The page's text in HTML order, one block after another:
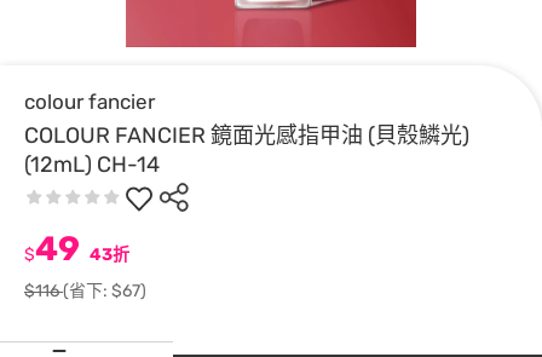
colour fancier
COLOUR FANCIER 鏡面光感指甲油 (貝殼鱗光)
(12mL) CH-14
$49 43折
$116(省下: $67)